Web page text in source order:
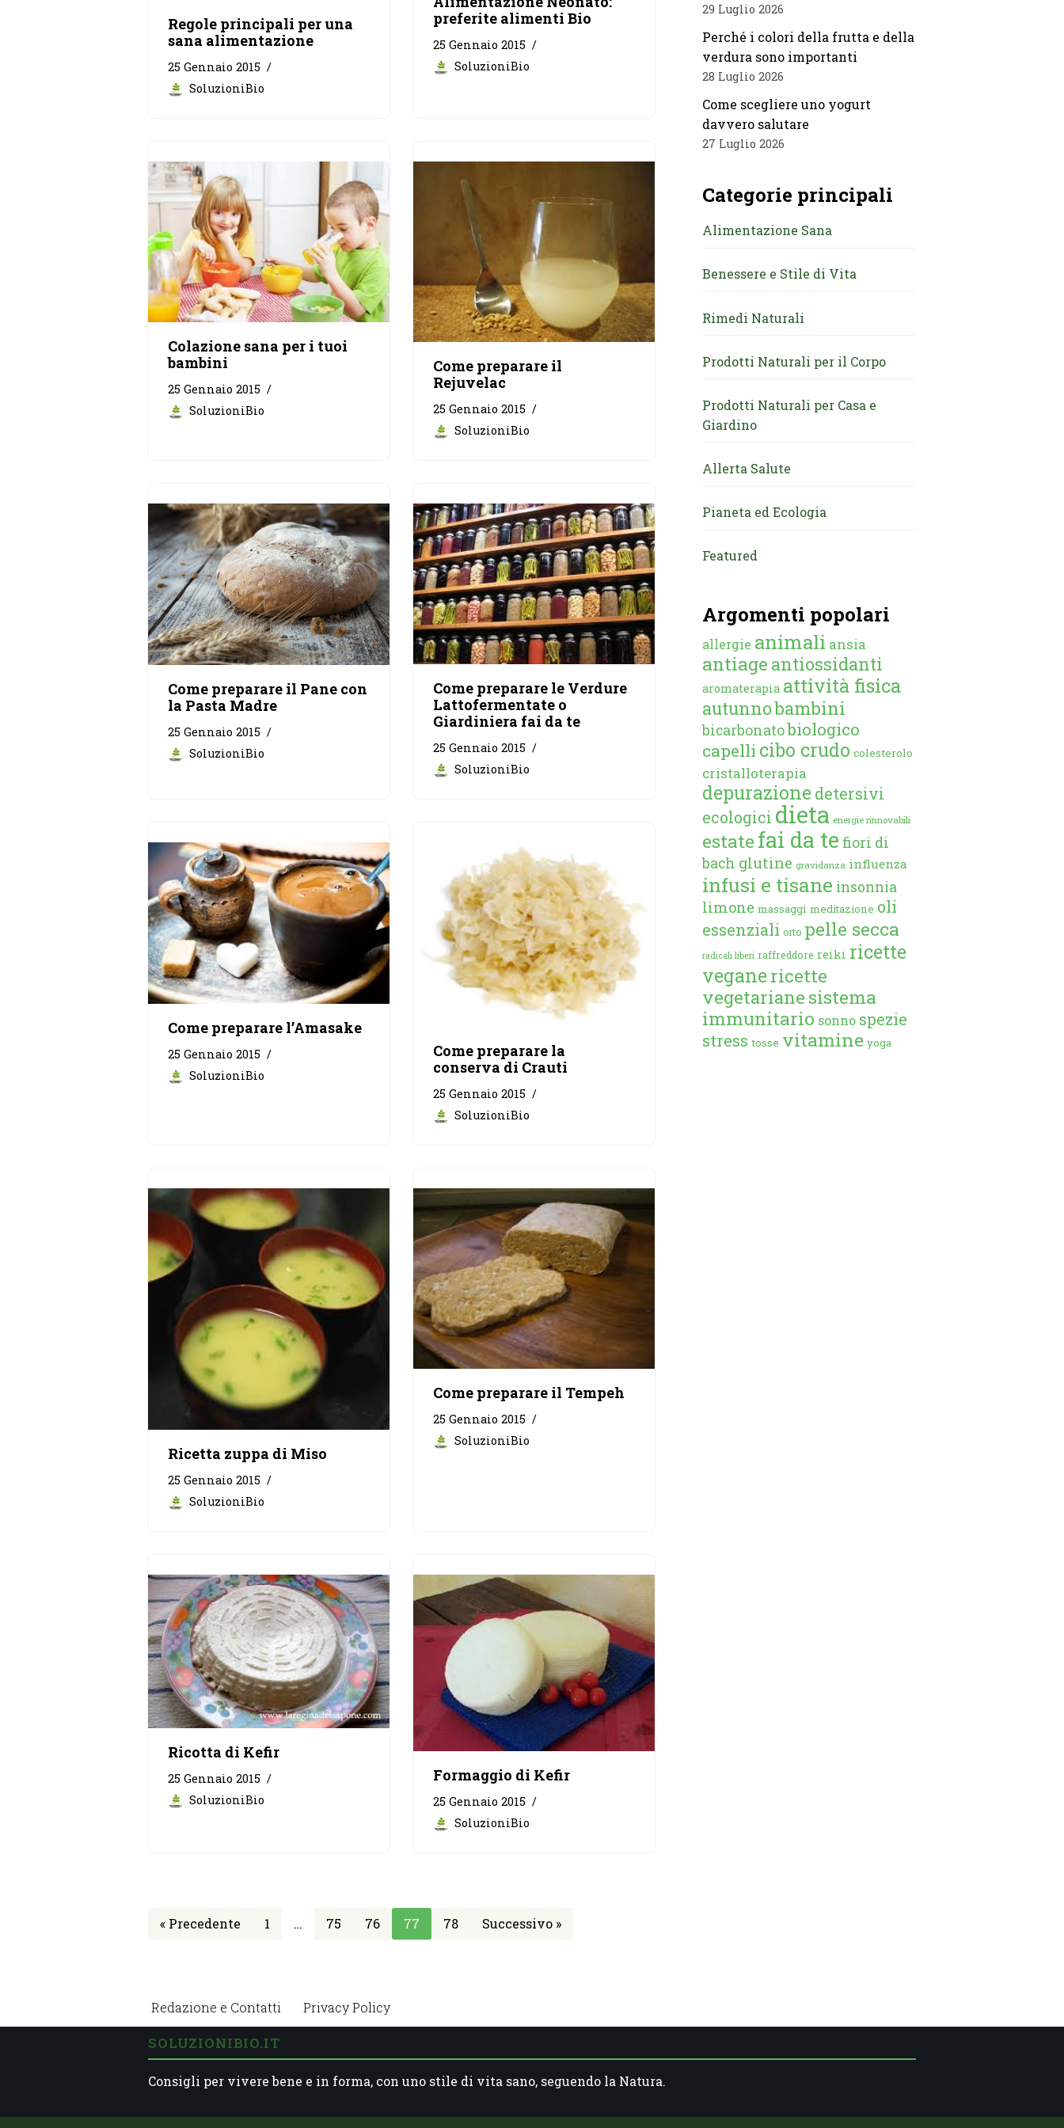
Regole principali per una
sana alimentazione
25 Gennaio 2015
SoluzioniBio
preferite alimenti Bio
25 Gennaio 2015
SoluzioniBio
Colazione sana per i tuoi
bambini
25 Gennaio 2015
SoluzioniBio
Come preparare il
Rejuvelac
25 Gennaio 2015
SoluzioniBio
Come preparare il Pane con
la Pasta Madre
25 Gennaio 2015
SoluzioniBio
Come preparare le Verdure
Lattofermentate o
Giardiniera fai da te
25 Gennaio 2015
SoluzioniBio
Come preparare l’Amasake
25 Gennaio 2015
SoluzioniBio
Come preparare la
conserva di Crauti
25 Gennaio 2015
SoluzioniBio
Ricetta zuppa di Miso
25 Gennaio 2015
SoluzioniBio
Come preparare il Tempeh
25 Gennaio 2015
SoluzioniBio
Ricotta di Kefir
25 Gennaio 2015
SoluzioniBio
Formaggio di Kefir
25 Gennaio 2015
SoluzioniBio
« Precedente 1 … 75 76 77 78 Successivo »
29 Luglio 2026
Perché i colori della frutta e della
verdura sono importanti
28 Luglio 2026
Come scegliere uno yogurt
davvero salutare
27 Luglio 2026
Categorie principali
Alimentazione Sana
Benessere e Stile di Vita
Rimedi Naturali
Prodotti Naturali per il Corpo
Prodotti Naturali per Casa e
Giardino
Allerta Salute
Pianeta ed Ecologia
Featured
Argomenti popolari
allergie animali ansia
antiage antiossidanti
aromaterapia attività fisica
autunnobambini
bicarbonatobiologico
capelli cibo crudo colesterolo
cristalloterapia
depurazione detersivi
ecologici dieta energie rinnovabili
estate fai da te fiori di
bach glutine gravidanza influenza
infusi e tisane insonnia
limone massaggi meditazione oli
essenziali orto pelle secca
radicali liberi raffreddore reiki ricette
veganericette
vegetariane sistema
immunitario sonno spezie
stress tosse vitamine yoga
Redazione e Contatti Privacy Policy
SOLUZIONIBIO.IT
Consigli per vivere bene e in forma, con uno stile di vita sano, seguendo la Natura.